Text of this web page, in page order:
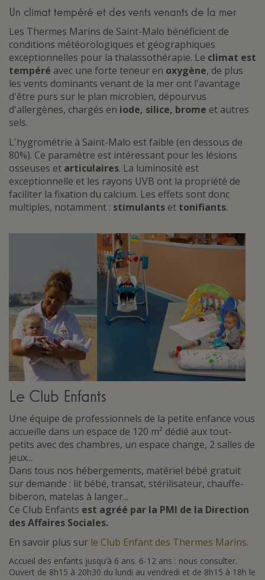
Un climat tempéré et des vents venants de la mer
Les Thermes Marins de Saint-Malo bénéficient de
conditions météorologiques et géographiques
exceptionnelles pour la thalassothérapie. Le climat est
tempéré avec une forte teneur en oxygène, de plus
les vents dominants venant de la mer ont l'avantage
d'être purs sur le plan microbien, dépourvus
d'allergènes, chargés en iode, silice, brome et autres
sels.
L'hygrométrie à Saint-Malo est faible (en dessous de
80%). Ce paramètre est intéressant pour les lésions
osseuses et articulaires. La luminosité est
exceptionnelle et les rayons UVB ont la propriété de
faciliter la fixation du calcium. Les effets sont donc
multiples, notamment : stimulants et tonifiants.
Le Club Enfants
Une équipe de professionnels de la petite enfance vous
accueille dans un espace de 120 m² dédié aux tout-
petits avec des chambres, un espace change, 2 salles de
jeux...
Dans tous nos hébergements, matériel bébé gratuit
sur demande : lit bébé, transat, stérilisateur, chauffe-
biberon, matelas à langer...
Ce Club Enfants est agréé par la PMI de la Direction
des Affaires Sociales.
En savoir plus sur le Club Enfant des Thermes Marins.
Accueil des enfants jusqu’à 6 ans. 6-12 ans : nous consulter.
Ouvert de 8h15 à 20h30 du lundi au vendredi et de 8h15 à 18h le